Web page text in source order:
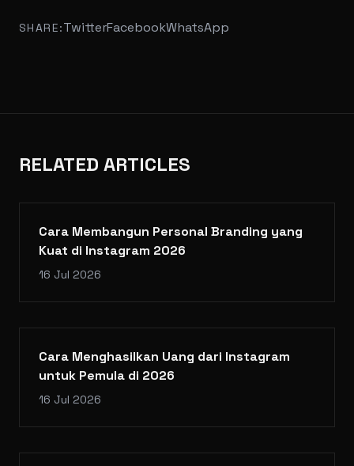
SHARE:TwitterFacebookWhatsApp
RELATED ARTICLES
Cara Membangun Personal Branding yang
Kuat di Instagram 2026
16 Jul 2026
Cara Menghasilkan Uang dari Instagram
untuk Pemula di 2026
16 Jul 2026